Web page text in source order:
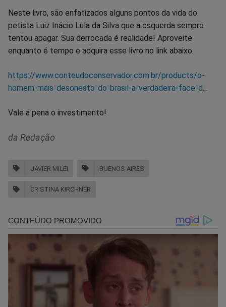
Neste livro, são enfatizados alguns pontos da vida do
petista Luiz Inácio Lula da Silva que a esquerda sempre
tentou apagar. Sua derrocada é realidade! Aproveite
enquanto é tempo e adquira esse livro no link abaixo:
https://www.conteudoconservador.com.br/products/o-
homem-mais-desonesto-do-brasil-a-verdadeira-face-d...
Vale a pena o investimento!
da Redação
JAVIER MILEI BUENOS AIRES
CRISTINA KIRCHNER